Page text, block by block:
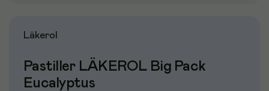
Läkerol
Pastiller LÄKEROL Big Pack
Eucalyptus